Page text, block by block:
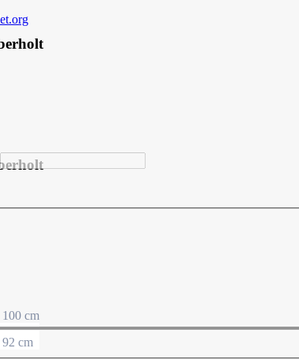
100 cm
92 cm